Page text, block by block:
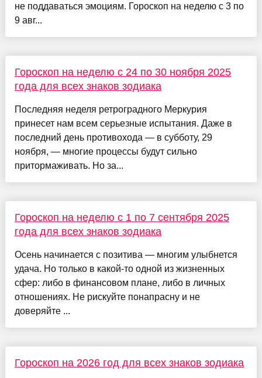
не поддаваться эмоциям. Гороскоп на неделю с 3 по
9 авг...
Гороскоп на неделю с 24 по 30 ноября 2025
года для всех знаков зодиака
Последняя неделя ретроградного Меркурия
принесет нам всем серьезные испытания. Даже в
последний день противохода — в субботу, 29
ноября, — многие процессы будут сильно
притормаживать. Но за...
Гороскоп на неделю с 1 по 7 сентября 2025
года для всех знаков зодиака
Осень начинается с позитива — многим улыбнется
удача. Но только в какой-то одной из жизненных
сфер: либо в финансовом плане, либо в личных
отношениях. Не рискуйте понапрасну и не
доверяйте ...
Гороскоп на 2026 год для всех знаков зодиака